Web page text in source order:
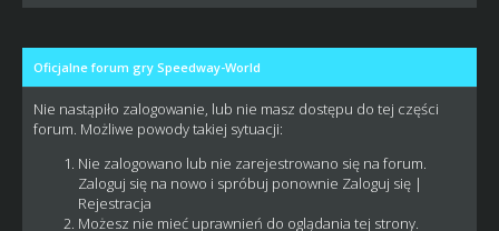
Oficjalne forum gry Speedway-World
Nie nastąpiło zalogowanie, lub nie masz dostępu do tej części
forum. Możliwe powody takiej sytuacji:
Nie zalogowano lub nie zarejestrowano się na forum.
Zaloguj się na nowo i spróbuj ponownie Zaloguj się|
Rejestracja
Możesz nie mieć uprawnień do oglądania tej strony.